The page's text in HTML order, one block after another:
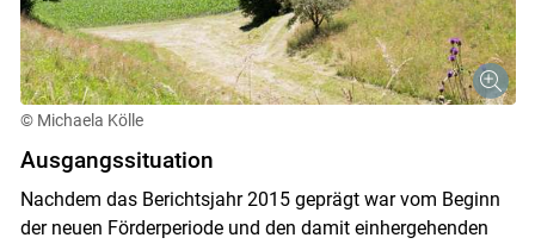
© Michaela Kölle
Ausgangssituation
Nachdem das Berichtsjahr 2015 geprägt war vom Beginn
der neuen Förderperiode und den damit einhergehenden